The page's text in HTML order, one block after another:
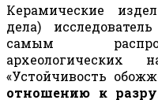
Керамические
дела)
самым
«Устойчивость
отношению к